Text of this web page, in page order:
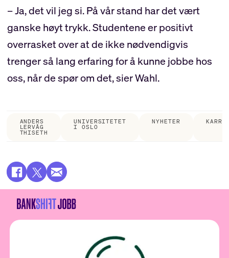
– Ja, det vil jeg si. På vår stand har det vært
ganske høyt trykk. Studentene er positivt
overrasket over at de ikke nødvendigvis
trenger så lang erfaring for å kunne jobbe hos
oss, når de spør om det, sier Wahl.
ANDERS
LERVÅG
THISETH
UNIVERSITETET
I OSLO
NYHETER